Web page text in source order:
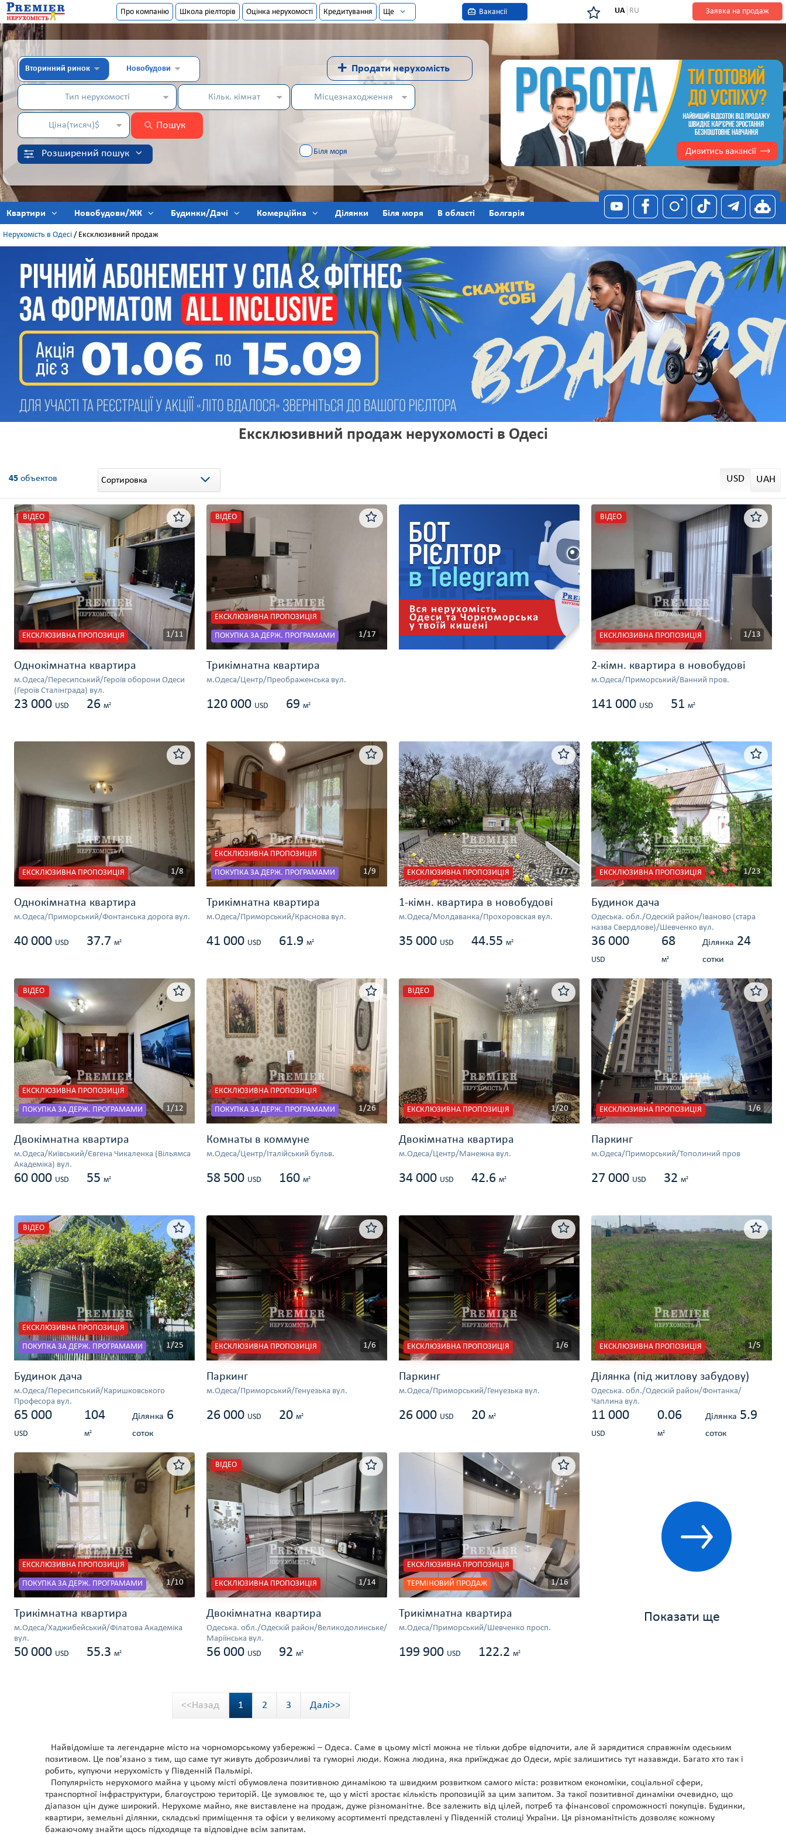
Про компанію Школа ріелторів Оцінка нерухомості Кредитування Ще Вакансії UA RU Заявка на продаж
Вторинний ринок Новобудови + Продати нерухомість
Тип нерухомості Кільк. кімнат Місцезнаходження
Ціна(тисяч)$ Пошук
Розширений пошук Біля моря
Квартири Новобудови/ЖК Будинки/Дачі Комерційна Ділянки Біля моря В області Болгарія
Нерухомість в Одесі / Ексклюзивний продаж
Ексклюзивний продаж нерухомості в Одесі
45 объектов Сортировка USD UAH
1/11
ЕКСКЛЮЗИВНА ПРОПОЗИЦІЯ
ВІДЕО
Однокімнатна квартира
м.Одеса/Пересипський/Героїв оборони Одеси
(Героїв Сталінграда) вул.
23 000 USD 26 м2
1/17
ЕКСКЛЮЗИВНА ПРОПОЗИЦІЯ
ПОКУПКА ЗА ДЕРЖ. ПРОГРАМАМИ
ВІДЕО
Трикімнатна квартира
м.Одеса/Центр/Преображенська вул.
120 000 USD 69 м2
1/13
ЕКСКЛЮЗИВНА ПРОПОЗИЦІЯ
ВІДЕО
2-кімн. квартира в новобудові
м.Одеса/Приморський/Ванний пров.
141 000 USD 51м2
1/8
ЕКСКЛЮЗИВНА ПРОПОЗИЦІЯ
Однокімнатна квартира
м.Одеса/Приморський/Фонтанська дорога вул.
40 000 USD 37.7 м2
1/9
ЕКСКЛЮЗИВНА ПРОПОЗИЦІЯ
ПОКУПКА ЗА ДЕРЖ. ПРОГРАМАМИ
Трикімнатна квартира
м.Одеса/Приморський/Краснова вул.
41 000 USD 61.9 м2
1/7
ЕКСКЛЮЗИВНА ПРОПОЗИЦІЯ
1-кімн. квартира в новобудові
м.Одеса/Молдаванка/Прохоровская вул.
35 000 USD 44.55 м2
1/23
ЕКСКЛЮЗИВНА ПРОПОЗИЦІЯ
Будинок дача
Одеська. обл./Одескій район/Іваново (стара
назва Свердлове)/Шевченко вул.
36 000
USD
68
м2
Ділянка 24
сотки
1/12
ЕКСКЛЮЗИВНА ПРОПОЗИЦІЯ
ПОКУПКА ЗА ДЕРЖ. ПРОГРАМАМИ
ВІДЕО
Двокімнатна квартира
м.Одеса/Київський/Євгена Чикаленка (Вільямса
Академіка) вул.
60 000 USD 55 м2
1/26
ЕКСКЛЮЗИВНА ПРОПОЗИЦІЯ
ПОКУПКА ЗА ДЕРЖ. ПРОГРАМАМИ
Комнаты в коммуне
м.Одеса/Центр/Італійський бульв.
58 500 USD 160 м2
1/20
ЕКСКЛЮЗИВНА ПРОПОЗИЦІЯ
ВІДЕО
Двокімнатна квартира
м.Одеса/Центр/Манежна вул.
34 000 USD 42.6 м2
1/6
ЕКСКЛЮЗИВНА ПРОПОЗИЦІЯ
Паркинг
м.Одеса/Приморський/Тополиний пров
27 000 USD 32м2
1/25
ЕКСКЛЮЗИВНА ПРОПОЗИЦІЯ
ПОКУПКА ЗА ДЕРЖ. ПРОГРАМАМИ
ВІДЕО
Будинок дача
м.Одеса/Пересипський/Каришковського
Професора вул.
65 000
USD
104
м2
Ділянка 6
соток
1/6
ЕКСКЛЮЗИВНА ПРОПОЗИЦІЯ
Паркинг
м.Одеса/Приморський/Генуезька вул.
26 000 USD 20 м2
1/6
ЕКСКЛЮЗИВНА ПРОПОЗИЦІЯ
Паркинг
м.Одеса/Приморський/Генуезька вул.
26 000 USD 20 м2
1/5
ЕКСКЛЮЗИВНА ПРОПОЗИЦІЯ
Ділянка (під житлову забудову)
Одеська. обл./Одескій район/Фонтанка/
Чаплина вул.
11 000
USD
0.06
м2
Ділянка 5.9
соток
1/10
ЕКСКЛЮЗИВНА ПРОПОЗИЦІЯ
ПОКУПКА ЗА ДЕРЖ. ПРОГРАМАМИ
Трикімнатна квартира
м.Одеса/Хаджибейський/Філатова Академіка
вул.
50 000 USD 55.3 м2
1/14
ЕКСКЛЮЗИВНА ПРОПОЗИЦІЯ
ВІДЕО
Двокімнатна квартира
Одеська. обл./Одескій район/Великодолинське/
Маріїнська вул.
56 000 USD 92 м2
1/16
ЕКСКЛЮЗИВНА ПРОПОЗИЦІЯ
ТЕРМІНОВИЙ ПРОДАЖ
Трикімнатна квартира
м.Одеса/Приморський/Шевченко просп.
199 900 USD 122.2 м2
Показати ще
<<Назад 1 2 3 Далі>>
Найвідоміше та легендарне місто на чорноморському узбережжі – Одеса. Саме в цьому місті можна не тільки добре відпочити, але й зарядитися справжнім одеським
позитивом. Це пов'язано з тим, що саме тут живуть доброзичливі та гуморні люди. Кожна людина, яка приїжджає до Одеси, мріє залишитись тут назавжди. Багато хто так і
робить, купуючи нерухомість у Південній Пальмірі.
Популярність нерухомого майна у цьому місті обумовлена позитивною динамікою та швидким розвитком самого міста: розвитком економіки, соціальної сфери,
транспортної інфраструктури, благоустрою територій. Це зумовлює те, що у місті зростає кількість пропозицій за цим запитом. За такої позитивної динаміки очевидно, що
діапазон цін дуже широкий. Нерухоме майно, яке виставлене на продаж, дуже різноманітне. Все залежить від цілей, потреб та фінансової спроможності покупців. Будинки,
квартири, земельні ділянки, складські приміщення та офіси у великому асортименті представлені у Південній столиці України. Ця різноманітність дозволяє кожному
бажаючому знайти щось підходяще та відповідне всім запитам.